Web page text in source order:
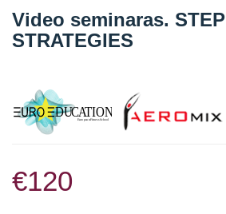
Video seminaras.
STRATEGIES
€120